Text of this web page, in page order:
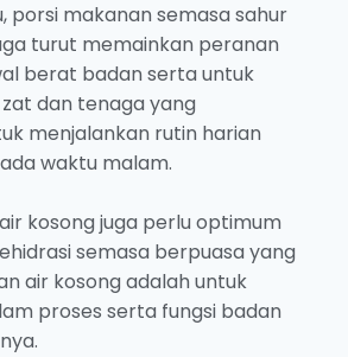
porsi makanan semasa sahur
turut memainkan peranan
berat badan serta untuk
dan tenaga yang
menjalankan rutin harian
waktu malam.
kosong juga perlu optimum
semasa berpuasa yang
air kosong adalah untuk
proses serta fungsi badan